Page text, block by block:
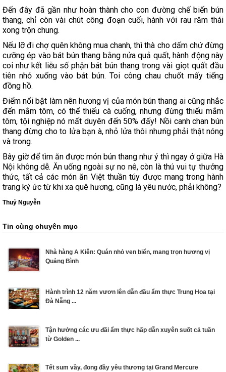
Đến đây đã gần như hoàn thành cho con đường chế biến bún
thang, chỉ còn vài chút công đoạn cuối, hành với rau răm thái
xong trộn chung.
Nếu lỡ đi chợ quên không mua chanh, thì thà cho dấm chứ đừng
cưỡng ép vào bát bún thang bằng nửa quả quất, hành động này
coi như kết liễu số phận bát bún thang trong vài giọt quất đầu
tiên nhỏ xuống vào bát bún. Toi công chau chuốt mấy tiếng
đồng hồ.
Điểm nổi bật làm nên hương vị của món bún thang ai cũng nhắc
đến mắm tôm, có thể thiếu cà cuống, nhưng đừng thiếu mắm
tôm, tội nghiệp nó mất duyên đến 50% đấy! Nồi canh chan bún
thang đừng cho to lửa bạn à, nhỏ lửa thôi nhưng phải thật nóng
và trong.
Bây giờ để tìm ăn được món bún thang như ý thì ngay ở giữa Hà
Nội không dễ. Ăn uống ngoài sự no nê, còn là thú vui tự thưởng
thức, tất cả các món ăn Việt thuần túy được mang trong hành
trang ký ức từ khi xa quê hương, cũng là yêu nước, phải không?
Thuỷ Nguyễn
Tin cùng chuyên mục
Nhà hàng A Kiên: Quán nhỏ ven biển, mang trọn hương vị
Quảng Bình
Hành trình 12 năm vươn lên dẫn đầu ẩm thực Trung Hoa tại
Đà Nẵng ...
Tận hưởng các ưu đãi ẩm thực hấp dẫn xuyên suốt cả tuần
từ Golden ...
Tết sum vầy, đong đầy yêu thương tại Grand Mercure